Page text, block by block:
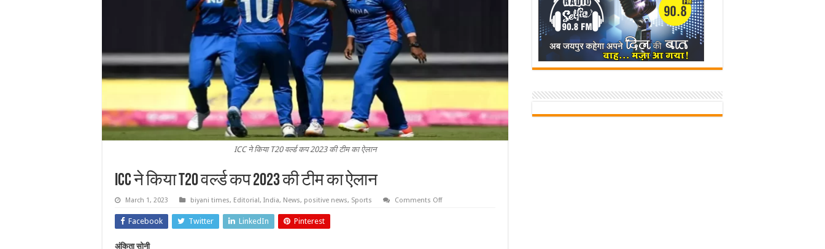
ICC ने किया T20 वर्ल्ड कप 2023 की टीम का ऐलान
ICC ने किया T20 वर्ल्ड कप 2023 की टीम का ऐलान
March 1, 2023 biyani times, Editorial, India, News, positive news, Sports Comments Offon
Facebook Twitter LinkedIn Pinterest
अंकिता सोनी